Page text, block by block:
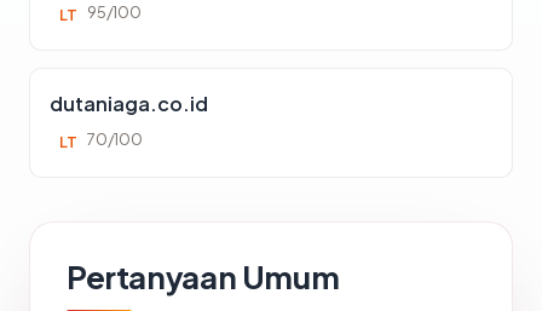
LT 95/100
dutaniaga.co.id
LT 70/100
Pertanyaan Umum